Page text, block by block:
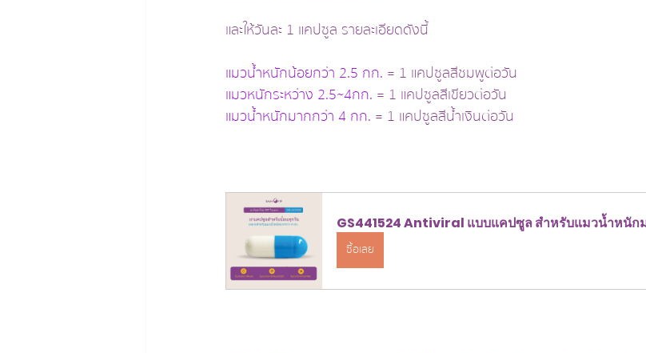
และให้วันละ 1 แคปซูล รายละเอียดดังนี้
แมวน้ำหนักน้อยกว่า 2.5 กก. = 1 แคปซูลสีชมพูต่อวัน
แมวหนักระหว่าง 2.5~4กก. = 1 แคปซูลสีเขียวต่อวัน
แมวน้ำหนักมากกว่า 4 กก. = 1 แคปซูลสีน้ำเงินต่อวัน
GS441524 Antiviral แบบแคปซูล สำหรับแมวน้ำหนัก
ซื้อเลย